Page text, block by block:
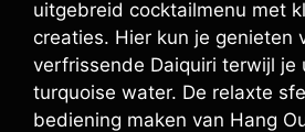
uitgebreid cocktailmenu met
creaties. Hier kun je genieten
verfrissende Daiquiri terwijl je
turquoise water. De relaxte
bediening maken van Hang